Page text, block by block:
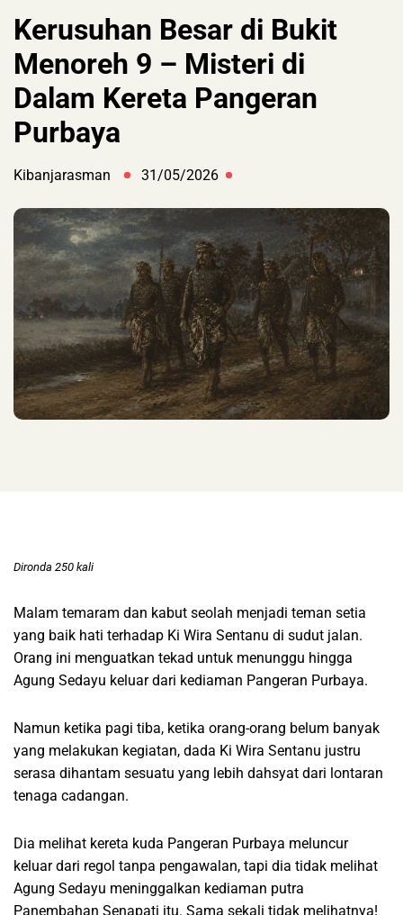
Kerusuhan Besar di Bukit
Menoreh 9 – Misteri di
Dalam Kereta Pangeran
Purbaya
Kibanjarasman 31/05/2026
Dironda 250 kali
Malam temaram dan kabut seolah menjadi teman setia
yang baik hati terhadap Ki Wira Sentanu di sudut jalan.
Orang ini menguatkan tekad untuk menunggu hingga
Agung Sedayu keluar dari kediaman Pangeran Purbaya.
Namun ketika pagi tiba, ketika orang-orang belum banyak
yang melakukan kegiatan, dada Ki Wira Sentanu justru
serasa dihantam sesuatu yang lebih dahsyat dari lontaran
tenaga cadangan.
Dia melihat kereta kuda Pangeran Purbaya meluncur
keluar dari regol tanpa pengawalan, tapi dia tidak melihat
Agung Sedayu meninggalkan kediaman putra
Panembahan Senapati itu. Sama sekali tidak melihatnya!